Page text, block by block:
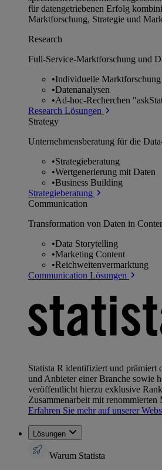
für datengetriebenen Erfolg
Marktforschung, Strategie und
Research
Full-Service-Marktforschung und
•Individuelle Marktforschung
•Datenanalysen
•Ad-hoc-Recherchen
Research Lösungen
Strategy
Unternehmens­beratung für die
•Strategieberatung
•Wertgenerierung mit Daten
•Business Building
Strategieberatung
Communication
Transformation von Daten in
•Data Storytelling
•Marketing Content
•Reichweitenvermarktung
Communication Lösungen
Statista R identifiziert und prämiert
und Anbieter einer Branche sowie
veröffentlicht hierzu exklusive
Zusammenarbeit mit
Erfahren Sie mehr auf unserer
Lösungen
Warum Statista